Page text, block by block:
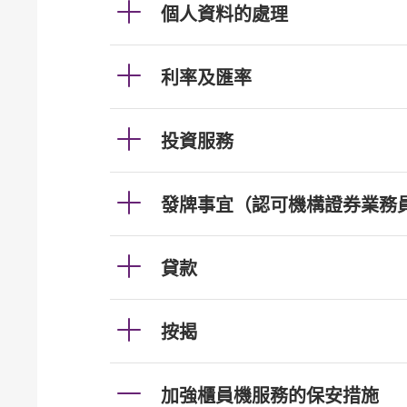
個人資料的處理
利率及匯率
投資服務
發牌事宜（認可機構證券業務
貸款
按揭
加強櫃員機服務的保安措施